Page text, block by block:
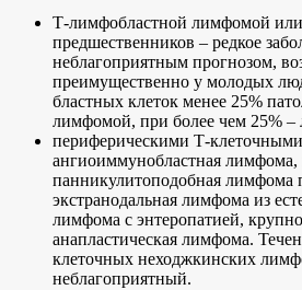
Т-лимфобластной лимфомой или
предшественников – редкое
неблагоприятным прогнозом,
преимущественно у молодых
бластных клеток менее 25%
лимфомой, при более чем 25% –
периферическими Т-
ангиоиммунобластная
панникулитоподобная лимфома
экстранодальная лимфома из
лимфома с энтеропатией,
анапластическая лимфома.
клеточных неходжкинских
неблагоприятный.